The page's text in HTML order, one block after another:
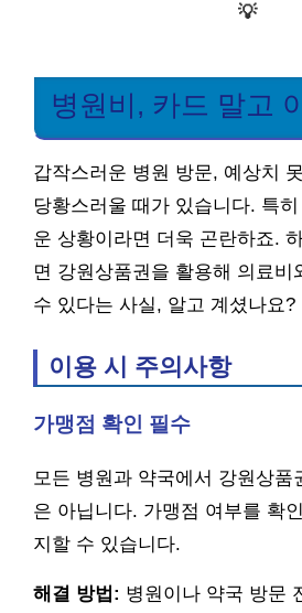
💡
병원비, 카드 말고
갑작스러운 병원 방문, 예상치
당황스러울 때가 있습니다. 특
운 상황이라면 더욱 곤란하죠.
면 강원상품권을 활용해 의료비
수 있다는 사실, 알고 계셨나요?
이용 시 주의사항
가맹점 확인 필수
모든 병원과 약국에서 강원상품
은 아닙니다. 가맹점 여부를 확
지할 수 있습니다.
해결 방법: 병원이나 약국 방문